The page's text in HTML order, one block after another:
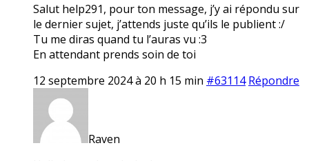
Salut help291, pour ton message, j’y ai répondu sur
le dernier sujet, j’attends juste qu’ils le publient :/
Tu me diras quand tu l’auras vu :3
En attendant prends soin de toi
12 septembre 2024 à 20 h 15 min #63114 Répondre
Raven